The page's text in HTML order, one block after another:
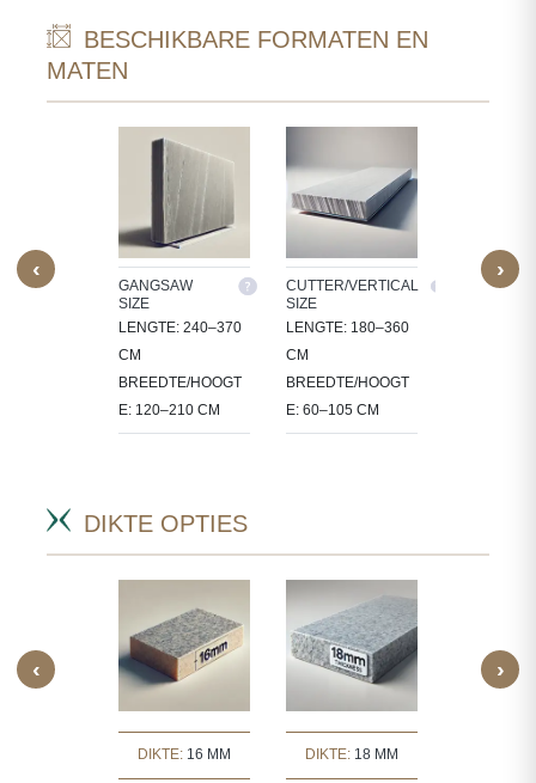
BESCHIKBARE FORMATEN EN
MATEN
‹
SIZE
GANGSAW
SIZE
LENGTE: 240–370
CM
BREEDTE/HOOGT
E: 120–210 CM
CUTTER/VERTICAL
SIZE
LENGTE: 180–360
CM
BREEDTE/HOOGT
E: 60–105 CM
TILES
›
DIKTE OPTIES
‹
DIKTE: 16 MM DIKTE: 18 MM
›